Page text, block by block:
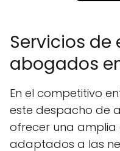
Servicios
abogados
En el competitivo
este despacho de
ofrecer una amplia
adaptados a las